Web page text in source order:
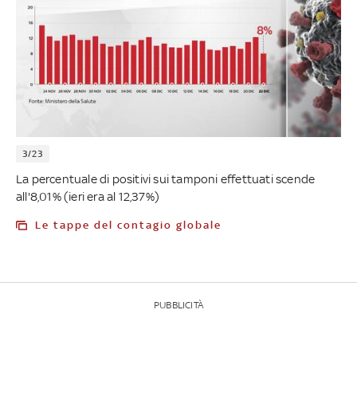
3/23
La percentuale di positivi sui tamponi effettuati scende
all'8,01% (ieri era al 12,37%)
Le tappe del contagio globale
PUBBLICITÀ